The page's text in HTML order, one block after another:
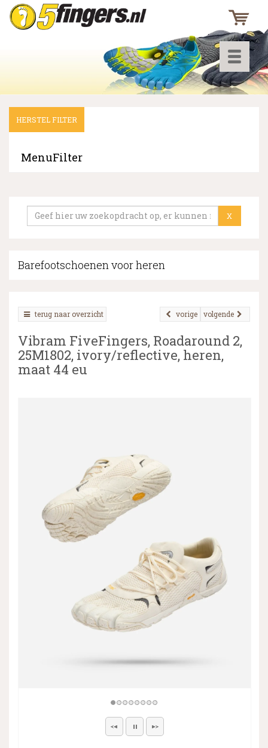
Toggle
▼
▼
▼
HERSTEL FILTER
MenuFilter
X
Barefootschoenen voor heren
terug naar overzicht volgende
vorige
Vibram FiveFingers, Roadaround 2,
25M1802, ivory/reflective, heren,
maat 44 eu